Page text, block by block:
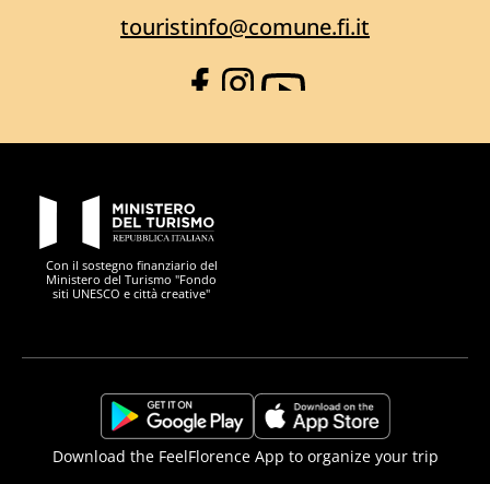
touristinfo@comune.fi.it
Facebook
Instagram
YouTube
Con il sostegno finanziario del
Ministero del Turismo "Fondo
siti UNESCO e città creative"
https://play.google.com/store/apps/details?
https://apps.apple.com/it/app/
Download the FeelFlorence App to organize your trip